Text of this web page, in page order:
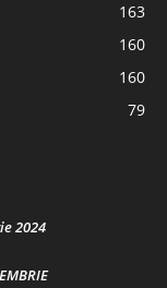
163
160
160
79
2024